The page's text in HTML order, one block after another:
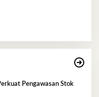
Pengawasan Stok